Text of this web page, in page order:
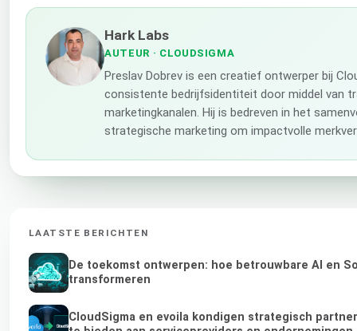
Hark Labs
AUTEUR · CLOUDSIGMA
Preslav Dobrev is een creatief ontwerper bij
consistente bedrijfsidentiteit door middel van
marketingkanalen. Hij is bedreven in het
strategische marketing om impactvolle
LAATSTE BERICHTEN
De toekomst ontwerpen: hoe betrouwbare AI en
transformeren
CloudSigma en evoila kondigen strategisch